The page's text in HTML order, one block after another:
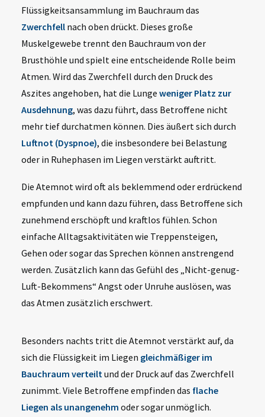
Flüssigkeitsansammlung im Bauchraum das
Zwerchfell nach oben drückt. Dieses große
Muskelgewebe trennt den Bauchraum von der
Brusthöhle und spielt eine entscheidende Rolle beim
Atmen. Wird das Zwerchfell durch den Druck des
Aszites angehoben, hat die Lunge weniger Platz zur
Ausdehnung, was dazu führt, dass Betroffene nicht
mehr tief durchatmen können. Dies äußert sich durch
Luftnot (Dyspnoe), die insbesondere bei Belastung
oder in Ruhephasen im Liegen verstärkt auftritt.
Die Atemnot wird oft als beklemmend oder erdrückend
empfunden und kann dazu führen, dass Betroffene sich
zunehmend erschöpft und kraftlos fühlen. Schon
einfache Alltagsaktivitäten wie Treppensteigen,
Gehen oder sogar das Sprechen können anstrengend
werden. Zusätzlich kann das Gefühl des „Nicht-genug-
Luft-Bekommens“ Angst oder Unruhe auslösen, was
das Atmen zusätzlich erschwert.
Besonders nachts tritt die Atemnot verstärkt auf, da
sich die Flüssigkeit im Liegen gleichmäßiger im
Bauchraum verteiltund der Druck auf das Zwerchfell
zunimmt. Viele Betroffene empfinden das flache
Liegen als unangenehm oder sogar unmöglich.